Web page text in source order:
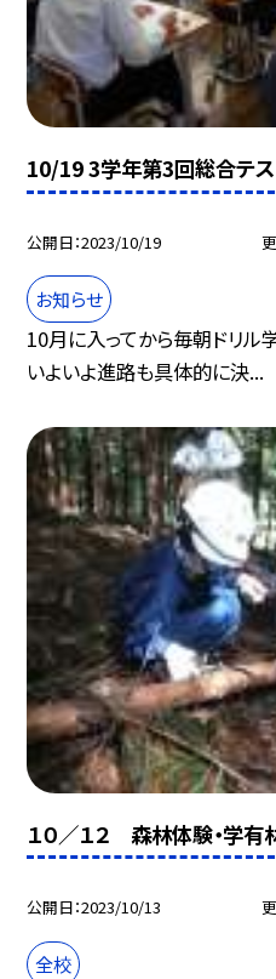
10/19 3学年第3回総合テ
公開日 2023/10/19
お知らせ
10月に入ってから毎朝ドリル
いよいよ進路も具体的に決...
１０／１２ 森林体験・学有
公開日 2023/10/13
全校